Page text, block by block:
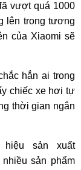
vượt quá 1000
lên trong tương
của Xiaomi sẽ
hẳn ai trong
chiếc xe hơi tự
thời gian ngắn
sản xuất
sản phẩm